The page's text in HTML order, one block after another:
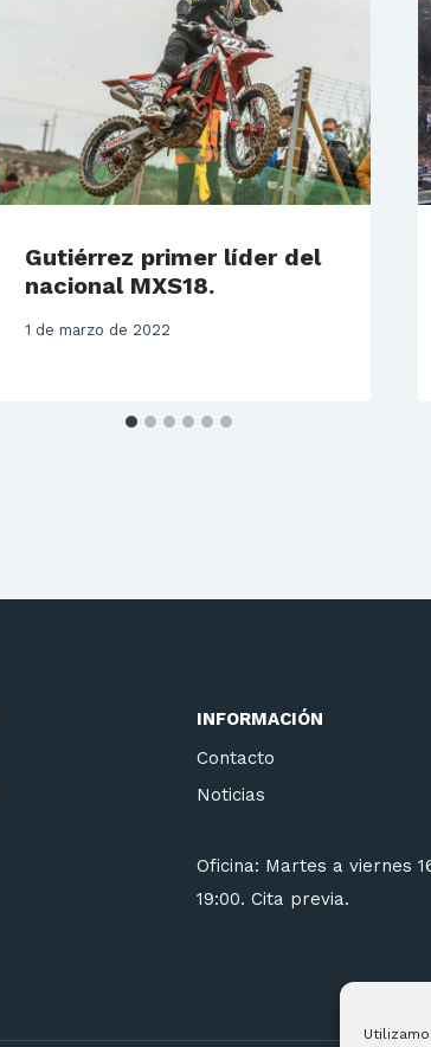
Gutiérrez primer líder del
nacional MXS18.
1 de marzo de 2022
INFORMACIÓN
Contacto
Noticias
Oficina: Martes a viernes
19:00. Cita previa.